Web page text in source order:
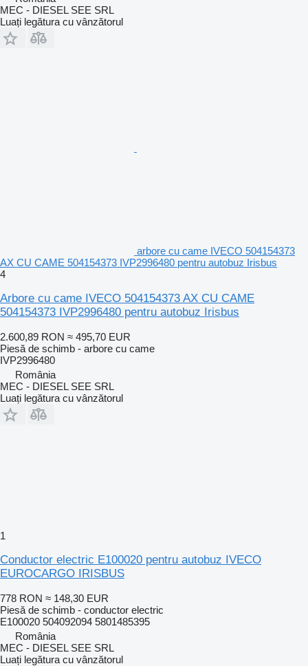
MEC - DIESEL SEE SRL
Luați legătura cu vânzătorul
arbore cu came IVECO 504154373
AX CU CAME 504154373 IVP2996480 pentru autobuz Irisbus
4
Arbore cu came IVECO 504154373 AX CU CAME
504154373 IVP2996480 pentru autobuz Irisbus
2.600,89 RON ≈ 495,70 EUR
Piesă de schimb - arbore cu came
IVP2996480
România
MEC - DIESEL SEE SRL
Luați legătura cu vânzătorul
1
Conductor electric E100020 pentru autobuz IVECO
EUROCARGO IRISBUS
778 RON ≈ 148,30 EUR
Piesă de schimb - conductor electric
E100020 504092094 5801485395
România
MEC - DIESEL SEE SRL
Luați legătura cu vânzătorul